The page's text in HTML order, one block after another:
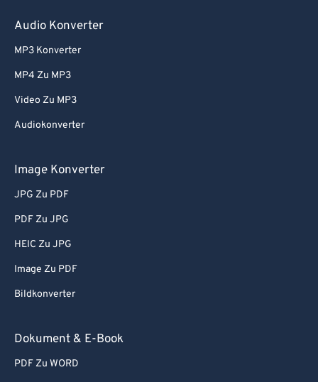
Audio Konverter
MP3 Konverter
MP4 Zu MP3
Video Zu MP3
Audiokonverter
Image Konverter
JPG Zu PDF
PDF Zu JPG
HEIC Zu JPG
Image Zu PDF
Bildkonverter
Dokument & E-Book
PDF Zu WORD